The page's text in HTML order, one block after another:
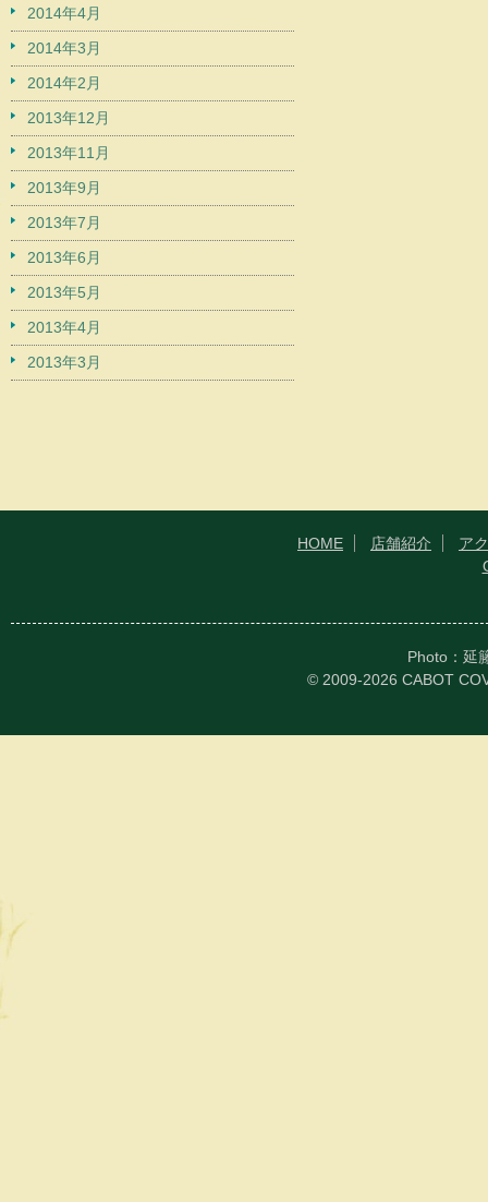
2014年4月
2014年3月
2014年2月
2013年12月
2013年11月
2013年9月
2013年7月
2013年6月
2013年5月
2013年4月
2013年3月
HOME 店舗紹介
ア
Photo：延
© 2009-2026 CABOT